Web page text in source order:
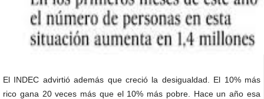
El INDEC advirtió además que creció la desigualdad. El 10% más
rico gana 20 veces más que el 10% más pobre. Hace un año esa